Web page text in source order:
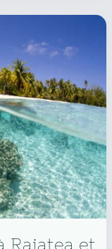
Raiatea et